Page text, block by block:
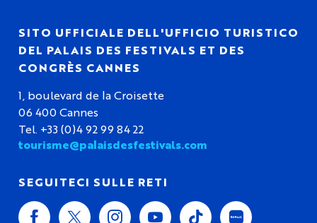
SITO UFFICIALE DELL'UFFICIO TURISTICO
DEL PALAIS DES FESTIVALS ET DES
CONGRÈS CANNES
1, boulevard de la Croisette
06 400 Cannes
Tel. +33 (0)4 92 99 84 22
tourisme@palaisdesfestivals.com
SEGUITECI SULLE RETI